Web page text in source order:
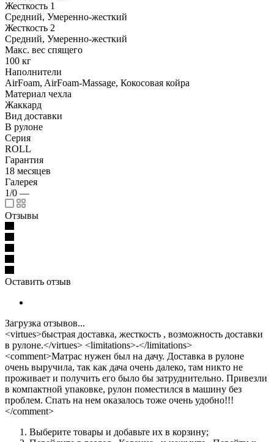
Жесткость 1
Средний, Умеренно-жесткий
Жесткость 2
Средний, Умеренно-жесткий
Макс. вес спящего
100 кг
Наполнители
AirFoam, AirFoam-Massage, Кокосовая койра
Материал чехла
Жаккард
Вид доставки
В рулоне
Серия
ROLL
Гарантия
18 месяцев
Галерея
1/0 —
Отзывы
Оставить отзыв
Загрузка отзывов...
<virtues>быстрая доставка, жесткость , возможность доставки
в рулоне.</virtues> <limitations>-</limitations>
<comment>Матрас нужен был на дачу. Доставка в рулоне
очень выручила, так как дача очень далеко, там никто не
проживает и получить его было бы затруднительно. Привезли
в компактной упаковке, рулон поместился в машину без
проблем. Спать на нем оказалось тоже очень удобно!!!
</comment>
Выберите товары и добавьте их в корзину;